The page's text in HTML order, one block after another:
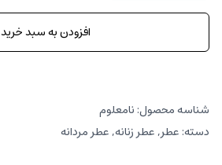
افزودن به سبد خرید
شناسه محصول: نامعلوم
دسته: عطر,عطر زنانه,عطر مردانه